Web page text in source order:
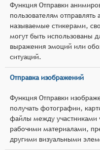
Функция Отправки
пользователям
называемые стикерами,
могут быть использованы
выражения эмоций или
ситуаций.
Отправка изображений
Функция Отправки
получать фотографии,
файлы между участниками
рабочими материалами,
другими визуальными